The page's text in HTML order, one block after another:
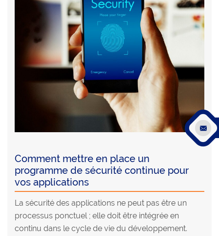
Comment mettre en place un
programme de sécurité continue pour
vos applications
La sécurité des applications ne peut pas être un
processus ponctuel ; elle doit être intégrée en
continu dans le cycle de vie du développement.